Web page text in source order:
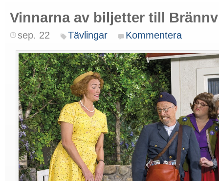
Vinnarna av biljetter till
sep. 22 Tävlingar Kommentera